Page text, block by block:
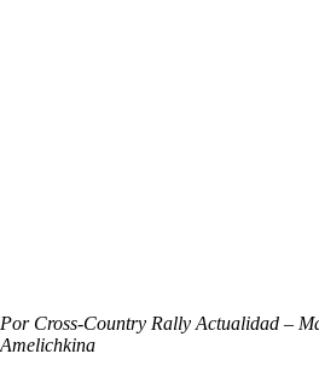
Por Cross-Country Rally Actualidad –
Amelichkina